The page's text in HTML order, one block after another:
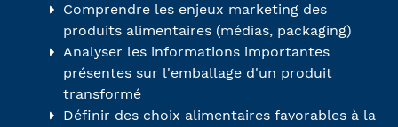
Comprendre les enjeux marketing des
produits alimentaires (médias, packaging)
Analyser les informations importantes
présentes sur l'emballage d'un produit
transformé
Définir des choix alimentaires favorables à la